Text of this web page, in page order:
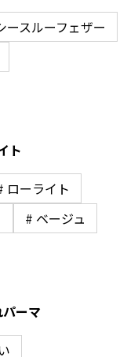
ースルーフェザー
ト
ローライト
# ベージュ
ーマ